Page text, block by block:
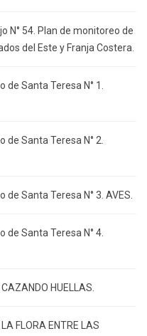
N° 54. Plan de monitoreo de
del Este y Franja Costera.
Santa Teresa N° 1.
Santa Teresa N° 2.
Santa Teresa N° 3. AVES.
de Santa Teresa N° 4.
HUELLAS.
FLORA ENTRE LAS